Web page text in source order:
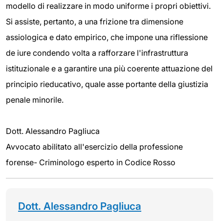
modello di realizzare in modo uniforme i propri obiettivi.
Si assiste, pertanto, a una frizione tra dimensione
assiologica e dato empirico, che impone una riflessione
de iure condendo volta a rafforzare l'infrastruttura
istituzionale e a garantire una più coerente attuazione del
principio rieducativo, quale asse portante della giustizia
penale minorile.
Dott. Alessandro Pagliuca
Avvocato abilitato all'esercizio della professione
forense- Criminologo esperto in Codice Rosso
Dott. Alessandro Pagliuca